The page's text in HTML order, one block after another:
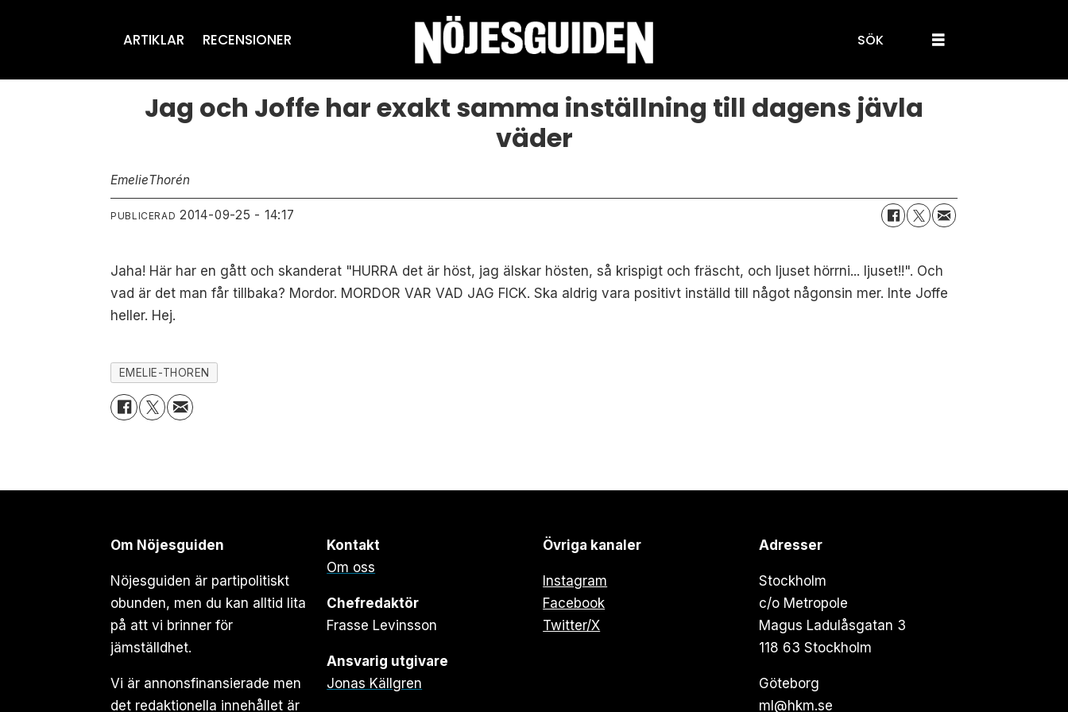
ARTIKLAR RECENSIONER SÖK
Jag och Joffe har exakt samma inställning till dagens jävla
väder
EmelieThorén
PUBLICERAD 2014-09-25 - 14:17
Jaha! Här har en gått och skanderat "HURRA det är höst, jag älskar hösten, så krispigt och fräscht, och ljuset hörrni... ljuset!!". Och
vad är det man får tillbaka? Mordor. MORDOR VAR VAD JAG FICK. Ska aldrig vara positivt inställd till något någonsin mer. Inte Joffe
heller. Hej.
EMELIE-THOREN
Om Nöjesguiden
Nöjesguiden är partipolitiskt
obunden, men du kan alltid lita
på att vi brinner för
jämställdhet.
Vi är annonsfinansierade men
det redaktionella innehållet är
Kontakt
Om oss
Chefredaktör
Frasse Levinsson
Ansvarig utgivare
Jonas Källgren
Övriga kanaler
Instagram
Facebook
Twitter/X
Adresser
Stockholm
c/o Metropole
Magus Ladulåsgatan 3
118 63 Stockholm
Göteborg
ml@hkm.se